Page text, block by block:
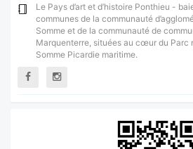
Le Pays d’art et d’histoire Ponthieu -
communes de la communauté
Somme et de la communauté de
Marquenterre, situées au cœur du Parc
Somme Picardie maritime.